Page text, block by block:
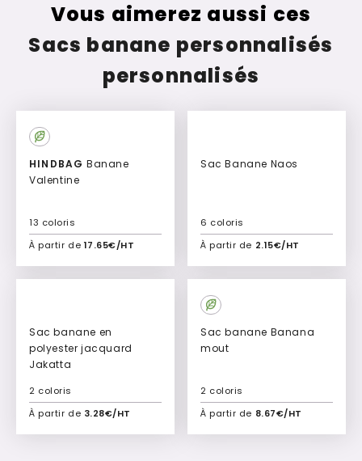
Vous aimerez aussi ces
Sacs banane personnalisés
personnalisés
HINDBAG
Valentine
À partir de 17.65€/HT
13 coloris
Ajouter à mon devis
Sac Banane Naos
À partir de 2.15€/HT
6 coloris
Ajouter à mon devis
Sac banane en
polyester jacquard
Jakatta
À partir de 3.28€/HT
2 coloris
Ajouter à mon devis
Sac banane Banana
mout
À partir de 8.67€/HT
2 coloris
Ajouter à mon devis